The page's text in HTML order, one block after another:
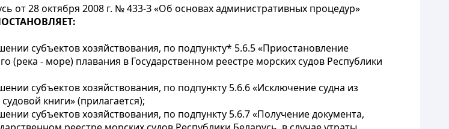
от 28 октября 2008 г. № 433-З «Об основах административных процедур»
субъектов хозяйствования, по подпункту* 5.6.5 «Приостановление
(река - море) плавания в Государственном реестре морских судов Республики
субъектов хозяйствования, по подпункту 5.6.6 «Исключение судна из
книги» (прилагается);
субъектов хозяйствования, по подпункту 5.6.7 «Получение документа,